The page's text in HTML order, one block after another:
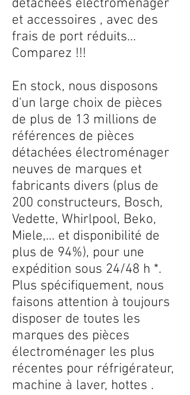
détachées électroménager
et accessoires , avec des
frais de port réduits...
Comparez !!!
En stock, nous disposons
d'un large choix de pièces
de plus de 13 millions de
références de pièces
détachées électroménager
neuves de marques et
fabricants divers (plus de
200 constructeurs, Bosch,
Vedette, Whirlpool, Beko,
Miele,... et disponibilité de
plus de 94%), pour une
expédition sous 24/48 h *.
Plus spécifiquement, nous
faisons attention à toujours
disposer de toutes les
marques des pièces
électroménager les plus
récentes pour réfrigérateur,
machine à laver, hottes .